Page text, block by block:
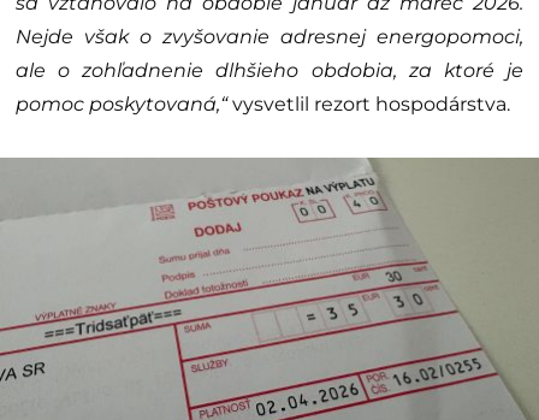
Nejde však o zvyšovanie adresnej energopomoci,
ale o zohľadnenie dlhšieho obdobia, za ktoré je
pomoc poskytovaná,“vysvetlil rezort hospodárstva.